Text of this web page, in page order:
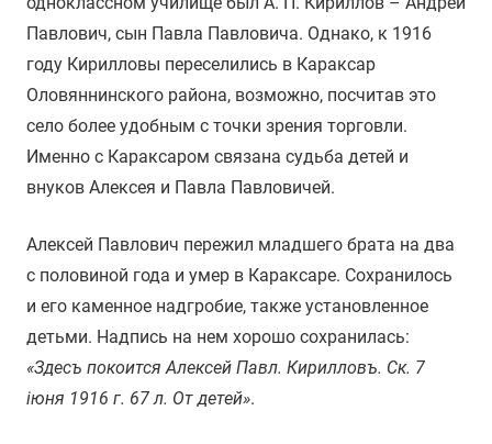
Павлович, сын Павла Павловича. Однако, к 1916
году Кирилловы переселились в Караксар
Оловяннинского района, возможно, посчитав это
село более удобным с точки зрения торговли.
Именно с Караксаром связана судьба детей и
внуков Алексея и Павла Павловичей.
Алексей Павлович пережил младшего брата на два
с половиной года и умер в Караксаре. Сохранилось
и его каменное надгробие, также установленное
детьми. Надпись на нем хорошо сохранилась:
«Здесъ покоится Алексей Павл. Кирилловъ. Ск. 7
iюня 1916 г. 67 л. От детей».